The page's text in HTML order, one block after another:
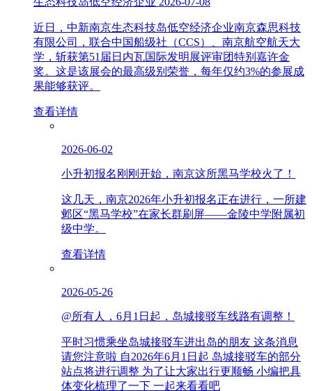
近日，中新南京生态科技岛低空经济企业南京森思科技
有限公司，联合中国船级社（CCS）、南京航空航天大
学，斩获第51届日内瓦国际发明展评审团特别嘉许金
奖。这是该展会的最高级别荣誉，每年仅约3%的参展成
果能够获评。
查看详情
2026-06-02
小升初报名刚刚开始，南京这所黑马学校火了！
这几天，南京2026年小升初报名正在进行，一所建
邺区“黑马学校”在家长群刷屏——金陵中学附属初
级中学。
查看详情
2026-05-26
@所有人，6月1日起，岛城接驳车线路有调整！
平时习惯乘坐岛城接驳车进出岛的朋友 这条消息
请您注意啦 自2026年6月1日起 岛城接驳车的部分
站点将进行调整 为了让大家出行更顺畅 小编把具
体变化梳理了一下 一起来看看吧